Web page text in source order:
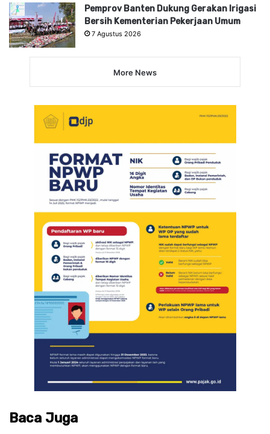
Pemprov Banten Dukung Gerakan Irigasi
Bersih Kementerian Pekerjaan Umum
7 Agustus 2026
More News
Baca Juga